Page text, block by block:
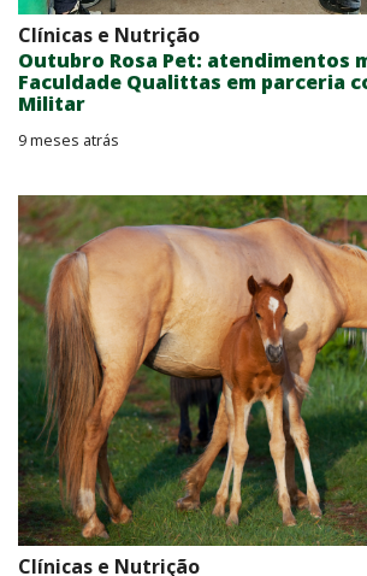
Clínicas e Nutrição
Outubro Rosa Pet: atendimentos
Faculdade Qualittas em parceria
Militar
9 meses atrás
Clínicas e Nutrição